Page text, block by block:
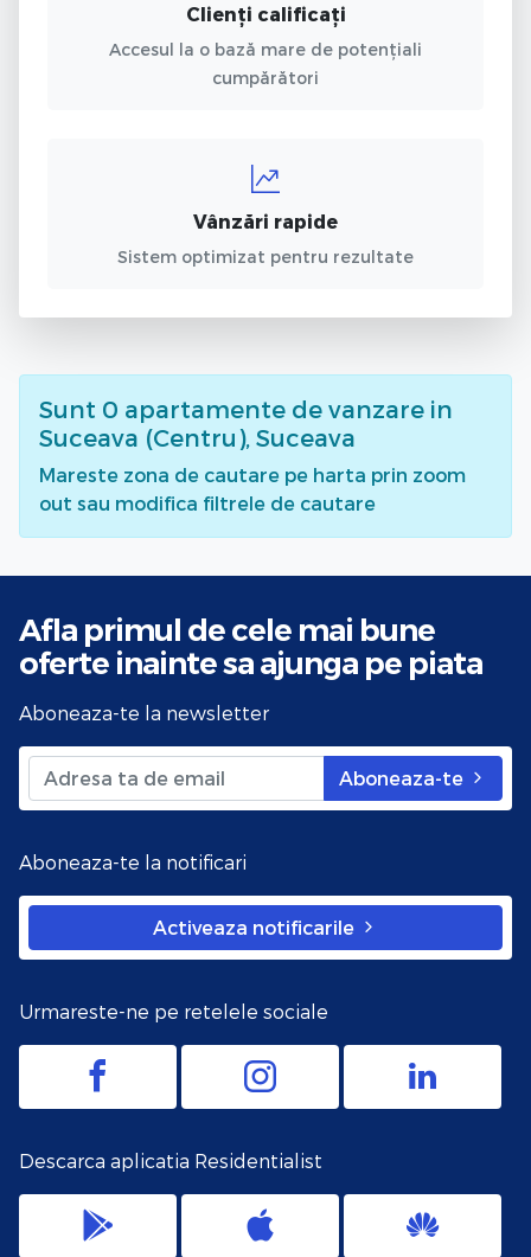
Clienți calificați
Accesul la o bază mare de potențiali
cumpărători
Vânzări rapide
Sistem optimizat pentru rezultate
Sunt 0 apartamente de vanzare in
Suceava (Centru), Suceava
Mareste zona de cautare pe harta prin zoom
out sau modifica filtrele de cautare
Afla primul de cele mai bune
oferte inainte sa ajunga pe piata
Aboneaza-te la newsletter
Aboneaza-te
Aboneaza-te la notificari
Activeaza notificarile
Urmareste-ne pe retelele sociale
Descarca aplicatia Residentialist